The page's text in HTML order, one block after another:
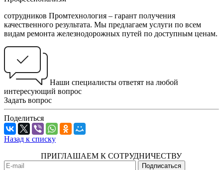
сотрудников Промтехнология – гарант получения
качественного результата. Мы предлагаем услуги по всем
видам ремонта железнодорожных путей по доступным ценам.
Наши специалисты ответят на любой
интересующий вопрос
Задать вопрос
Поделиться
Назад к списку
ПРИГЛАШАЕМ К СОТРУДНИЧЕСТВУ